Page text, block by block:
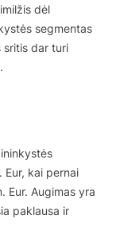
dėl
segmentas
sritis dar turi
Eur, kai pernai
Eur. Augimas yra
paklausa ir